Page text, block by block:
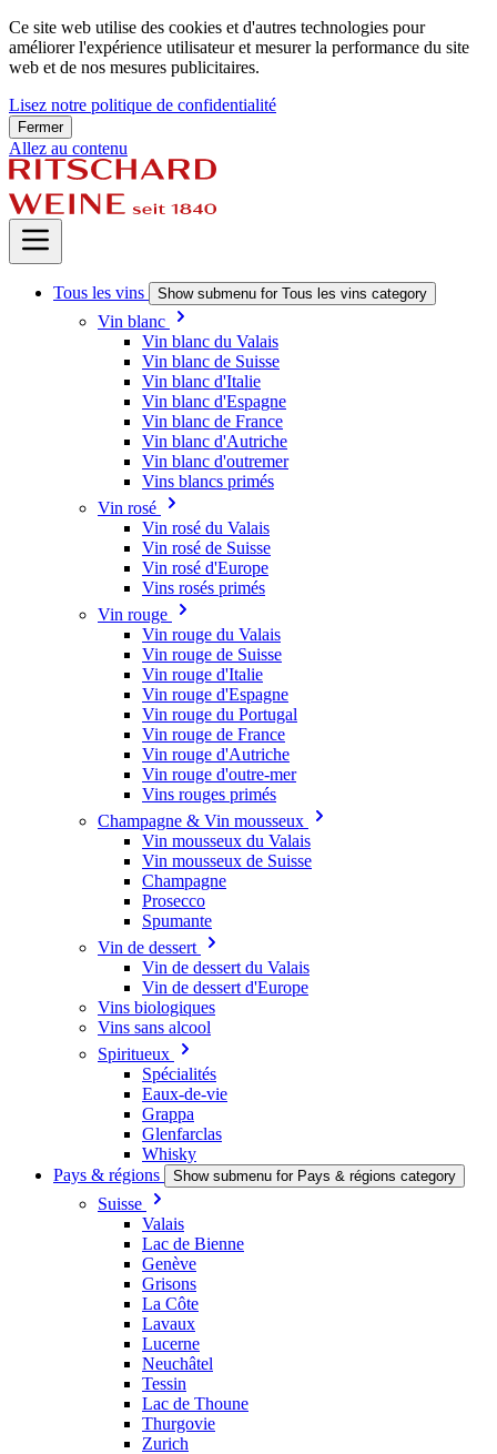
Ce site web utilise des cookies et d'autres technologies pour
améliorer l'expérience utilisateur et mesurer la performance du site
web et de nos mesures publicitaires.
Lisez notre politique de confidentialité
Fermer
Allez au contenu
Tous les vins Show submenu for Tous les vins category
Vin blanc
Vin blanc du Valais
Vin blanc de Suisse
Vin blanc d'Italie
Vin blanc d'Espagne
Vin blanc de France
Vin blanc d'Autriche
Vin blanc d'outremer
Vins blancs primés
Vin rosé
Vin rosé du Valais
Vin rosé de Suisse
Vin rosé d'Europe
Vins rosés primés
Vin rouge
Vin rouge du Valais
Vin rouge de Suisse
Vin rouge d'Italie
Vin rouge d'Espagne
Vin rouge du Portugal
Vin rouge de France
Vin rouge d'Autriche
Vin rouge d'outre-mer
Vins rouges primés
Champagne & Vin mousseux
Vin mousseux du Valais
Vin mousseux de Suisse
Champagne
Prosecco
Spumante
Vin de dessert
Vin de dessert du Valais
Vin de dessert d'Europe
Vins biologiques
Vins sans alcool
Spiritueux
Spécialités
Eaux-de-vie
Grappa
Glenfarclas
Whisky
Pays & régions
Show submenu for Pays & régions category
Suisse
Valais
Lac de Bienne
Genève
Grisons
La Côte
Lavaux
Lucerne
Neuchâtel
Tessin
Lac de Thoune
Thurgovie
Zurich